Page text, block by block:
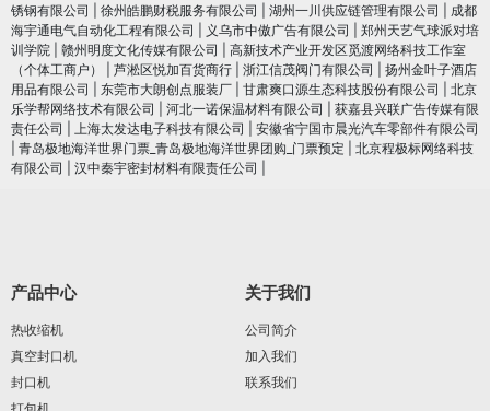
锈钢有限公司
徐州皓鹏财税服务有限公司 湖州一川供应链管理有限公司
成都
海宇通电气自动化工程有限公司
义乌市中傲广告有限公司
郑州天艺气球派对培
训学院
赣州明度文化传媒有限公司
高新技术产业开发区觅渡网络科技工作室
（个体工商户）
芦淞区悦加百货商行 浙江信茂阀门有限公司
扬州金叶子酒店
用品有限公司
东莞市大朗创点服装厂 甘肃爽口源生态科技股份有限公司
北京
乐学帮网络技术有限公司
河北一诺保温材料有限公司
获嘉县兴联广告传媒有限
责任公司
上海太发达电子科技有限公司
安徽省宁国市晨光汽车零部件有限公司
青岛极地海洋世界门票_青岛极地海洋世界团购_门票预定
北京程极标网络科技
有限公司
汉中秦宇密封材料有限责任公司
产品中心
热收缩机
真空封口机
封口机
关于我们
公司简介
加入我们
联系我们